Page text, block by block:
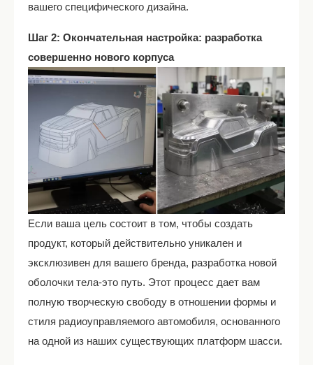
вашего специфического дизайна.
Шаг 2: Окончательная настройка: разработка
совершенно нового корпуса
Если ваша цель состоит в том, чтобы создать
продукт, который действительно уникален и
эксклюзивен для вашего бренда, разработка новой
оболочки тела-это путь. Этот процесс дает вам
полную творческую свободу в отношении формы и
стиля радиоуправляемого автомобиля, основанного
на одной из наших существующих платформ шасси.